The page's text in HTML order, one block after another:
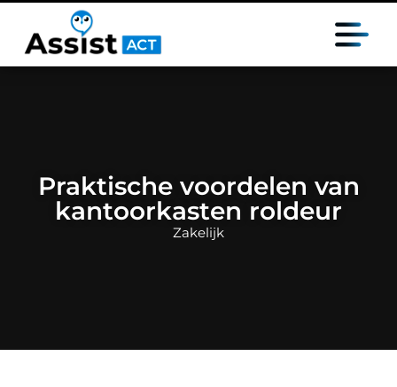
Praktische voordelen van
kantoorkasten roldeur
Zakelijk